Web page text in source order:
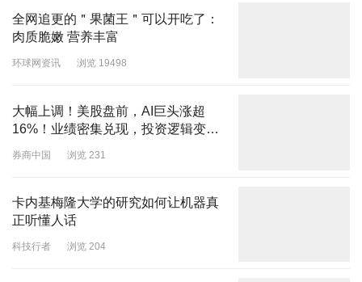
全网追更的＂果菌王＂可以开吃了：
肉质脆嫩 营养丰富
环球网资讯 浏览 19498
大幅上调！美股盘前，AI巨头涨超
16%！业绩密集兑现，投资逻辑变
券商中国 浏览 231
卡内基梅隆大学的研究如何让机器真
正听懂人话
科技行者 浏览 204